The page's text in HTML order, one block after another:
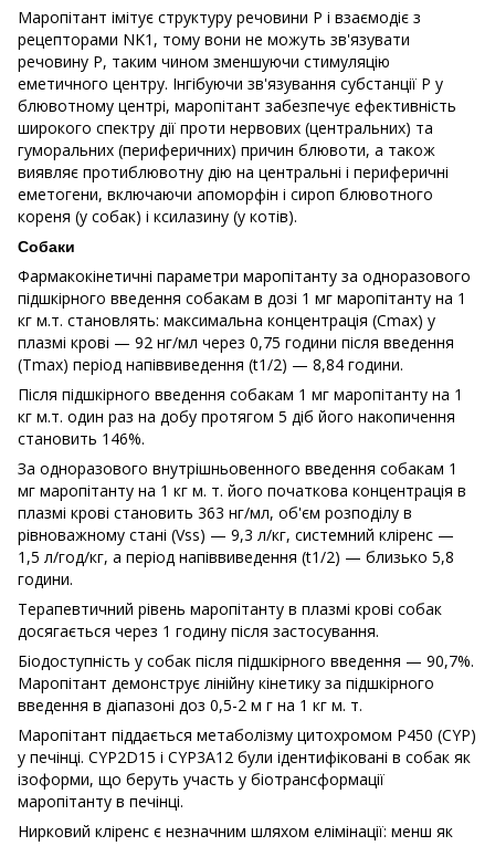
Маропітант імітує структуру речовини Р і взаємодіє з
рецепторами NK1, тому вони не можуть зв'язувати
речовину Р, таким чином зменшуючи стимуляцію
еметичного центру. Інгібуючи зв'язування субстанції Р у
блювотному центрі, маропітант забезпечує ефективність
широкого спектру дії проти нервових (центральних) та
гуморальних (периферичних) причин блювоти, а також
виявляє протиблювотну дію на центральні і периферичні
еметогени, включаючи апоморфін і сироп блювотного
кореня (у собак) і ксилазину (у котів).
Собаки
Фармакокінетичні параметри маропітанту за одноразового
підшкірного введення собакам в дозі 1 мг маропітанту на 1
кг м.т. становлять: максимальна концентрація (Cmax) у
плазмі крові — 92 нг/мл через 0,75 години після введення
(Tmax) період напіввиведення (t1/2) — 8,84 години.
Після підшкірного введення собакам 1 мг маропітанту на 1
кг м.т. один раз на добу протягом 5 діб його накопичення
становить 146%.
За одноразового внутрішньовенного введення собакам 1
мг маропітанту на 1 кг м. т. його початкова концентрація в
плазмі крові становить 363 нг/мл, об'єм розподілу в
рівноважному стані (Vss) — 9,3 л/кг, системний кліренс —
1,5 л/год/кг, а період напіввиведення (t1/2) — близько 5,8
години.
Терапевтичний рівень маропітанту в плазмі крові собак
досягається через 1 годину після застосування.
Біодоступність у собак після підшкірного введення — 90,7%.
Маропітант демонструє лінійну кінетику за підшкірного
введення в діапазоні доз 0,5-2 м г на 1 кг м. т.
Маропітант піддається метаболізму цитохромом Р450 (CYP)
у печінці. CYP2D15 і CYP3A12 були ідентифіковані в собак як
ізоформи, що беруть участь у біотрансформації
маропітанту в печінці.
Нирковий кліренс є незначним шляхом елімінації: менш як